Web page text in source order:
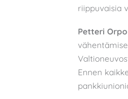
riippuvaisia
Petteri Orpo
Ennen